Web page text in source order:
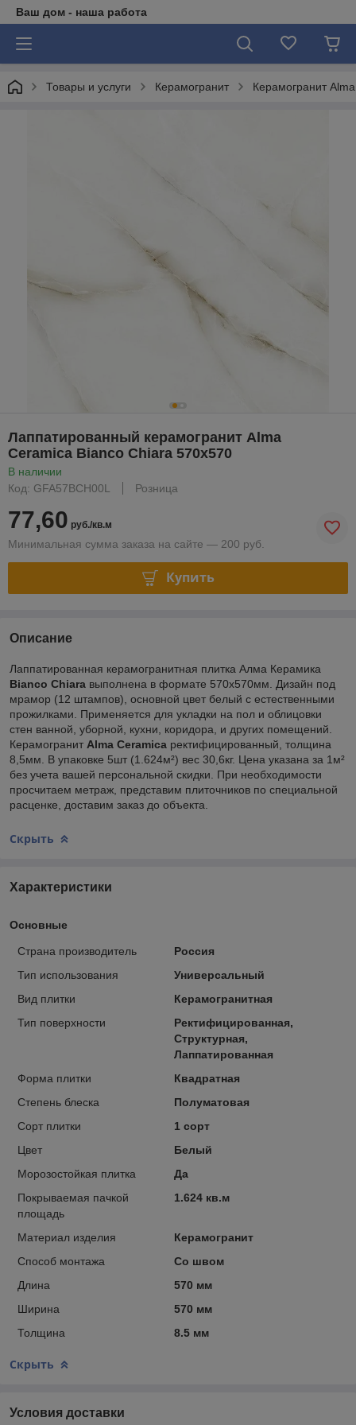
Ваш дом - наша работа
Товары и услуги Керамогранит Керамогранит
Лаппатированный керамогранит Alma
Ceramica Bianco Chiara 570х570
В наличии
Код: GFA57BCH00L
Розница
77,60 руб./кв.м
Минимальная сумма заказа на сайте — 200 руб.
Купить
Описание
Лаппатированная керамогранитная плитка Алма Керамика
Bianco Chiara выполнена в формате 570х570мм. Дизайн под
мрамор (12 штампов), основной цвет белый с естественными
прожилками. Применяется для укладки на пол и облицовки
стен ванной, уборной, кухни, коридора, и других помещений.
Керамогранит Alma Ceramica ректифицированный, толщина
8,5мм. В упаковке 5шт (1.624м²) вес 30,6кг. Цена указана за 1м²
без учета вашей персональной скидки. При необходимости
просчитаем метраж, представим плиточников по специальной
расценке, доставим заказ до объекта.
Скрыть
Характеристики
Основные
Страна производитель
Россия
Тип использования
Универсальный
Вид плитки
Керамогранитная
Тип поверхности
Ректифицированная,
Структурная,
Лаппатированная
Форма плитки
Квадратная
Степень блеска
Полуматовая
Сорт плитки
1 сорт
Цвет
Белый
Морозостойкая плитка
Да
Покрываемая пачкой
площадь
1.624 кв.м
Материал изделия
Керамогранит
Способ монтажа
Со швом
Длина
570 мм
Ширина
570 мм
Толщина
8.5 мм
Скрыть
Условия доставки